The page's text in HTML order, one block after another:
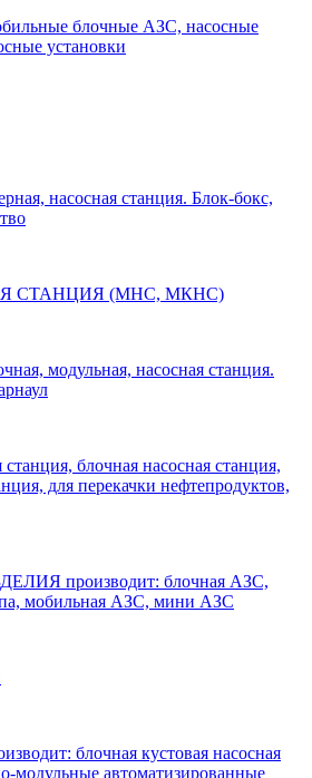
блочные АЗС, насосные
установки
насосная станция. Блок-бокс,
СТАНЦИЯ (МНС, МКНС)
модульная, насосная станция.
блочная насосная станция,
для перекачки нефтепродуктов,
производит: блочная АЗС,
мобильная АЗС, мини АЗС
блочная кустовая насосная
модульные автоматизированные